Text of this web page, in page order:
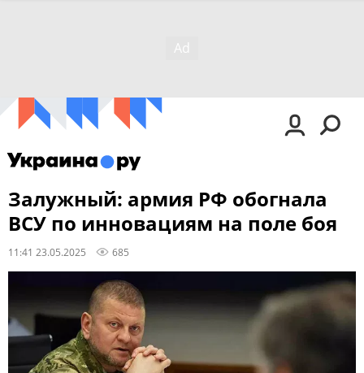
Залужный: армия РФ обогнала
ВСУ по инновациям на поле боя
11:41 23.05.2025 685